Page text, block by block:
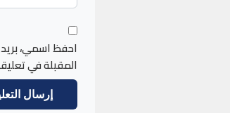
احفظ اسمي،
المقبلة في